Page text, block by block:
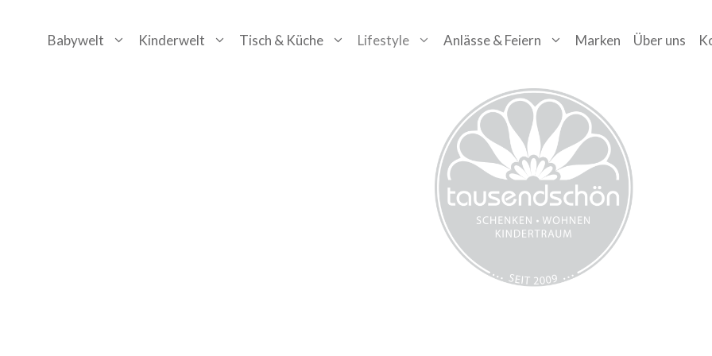
ZumBabywelt Kinderwelt Tisch & Küche Lifestyle Anlässe & Feiern Marken Über uns